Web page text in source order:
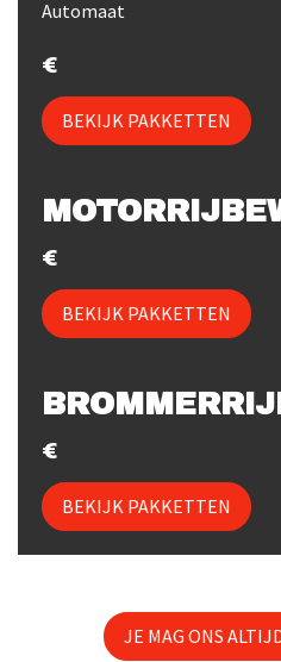
Automaat
BEKIJK PAKKETTEN
BEKIJK PAKKETTEN
BEKIJK PAKKETTEN
JE MAG ONS